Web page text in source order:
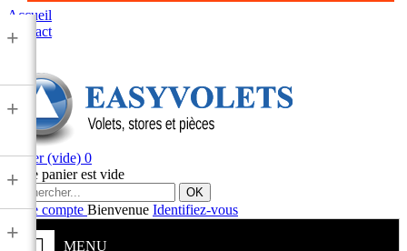
Accueil
Contact
Panier (vide) 0
Votre panier est vide
OK
Votre compte Bienvenue Identifiez-vous
MENU
+
+
+
+